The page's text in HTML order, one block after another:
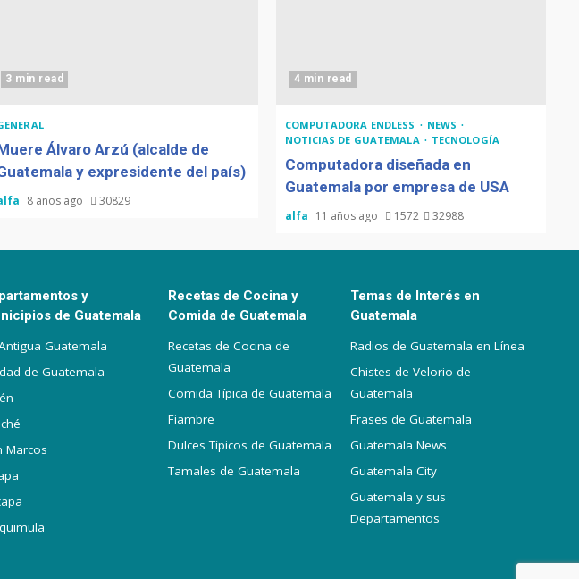
3 min read
Álvaro Arzú (alcalde de
y expresidente del país)
8 años ago 30829
4 min read
COMPUTADORA ENDLESS
NEWS
NOTICIAS DE GUATEMALA
TECNOLOGÍA
Computadora diseñada en
Guatemala por empresa de USA
alfa 11 años ago 1572 32988
y
de Guatemala
Guatemala
de Guatemala
Marcos
Recetas de Cocina y
Comida de Guatemala
Recetas de Cocina de
Guatemala
Comida Típica de Guatemala
Fiambre
Dulces Típicos de Guatemala
Tamales de Guatemala
Temas de Interés en
Guatemala
Radios de Guatemala en Línea
Chistes de Velorio de
Guatemala
Frases de Guatemala
Guatemala News
Guatemala City
Guatemala y sus
Departamentos